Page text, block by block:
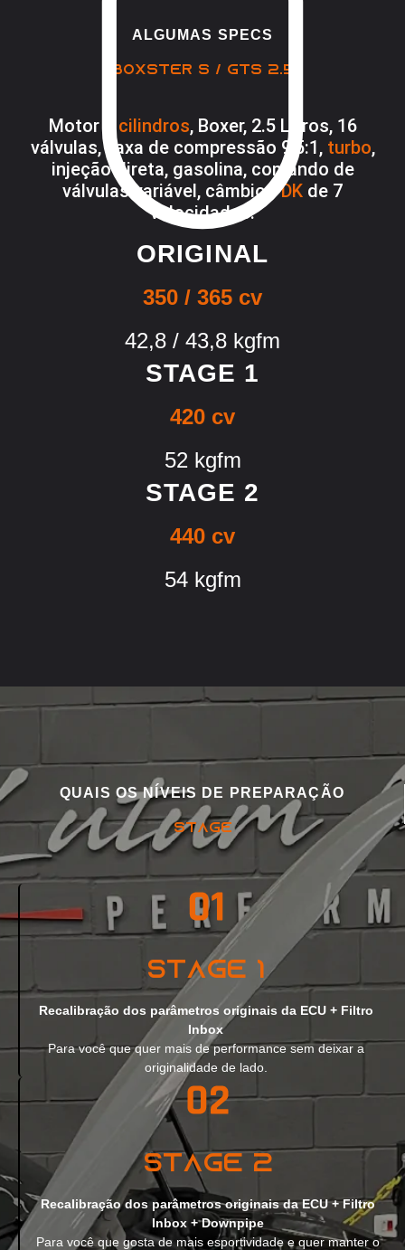
ALGUMAS SPECS
BOXSTER S / GTS 2.5
Motor 4 cilindros, Boxer, 2.5 Litros, 16
válvulas, Taxa de compressão 9,5:1, turbo,
injeção direta, gasolina, comando de
válvulas variável, câmbio PDK de 7
velocidades.
ORIGINAL
350 / 365 cv
42,8 / 43,8 kgfm
STAGE 1
420 cv
52 kgfm
STAGE 2
440 cv
54 kgfm
QUAIS OS NÍVEIS DE PREPARAÇÃO
STAGE
Stage 1
Recalibração dos parâmetros originais da ECU + Filtro
Inbox
Para você que quer mais de performance sem deixar a
originalidade de lado.
Stage 2
Recalibração dos parâmetros originais da ECU + Filtro
Inbox + Downpipe
Para você que gosta de mais esportividade e quer manter o